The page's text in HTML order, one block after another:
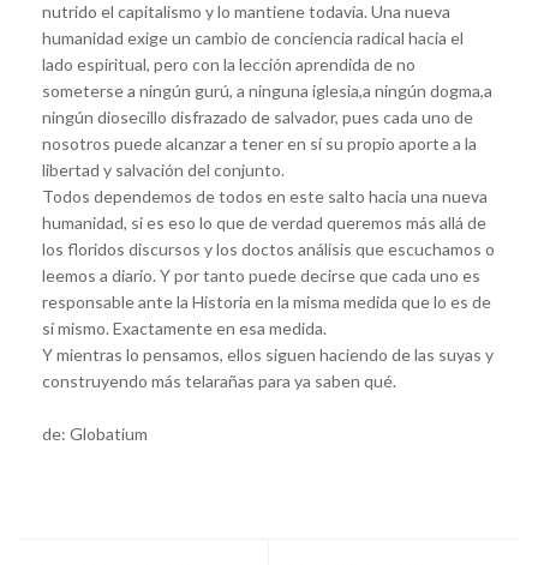
nutrido el capitalismo y lo mantiene todavía. Una nueva
humanidad exige un cambio de conciencia radical hacia el
lado espiritual, pero con la lección aprendida de no
someterse a ningún gurú, a ninguna iglesia,a ningún dogma,a
ningún diosecillo disfrazado de salvador, pues cada uno de
nosotros puede alcanzar a tener en sí su propio aporte a la
libertad y salvación del conjunto.
Todos dependemos de todos en este salto hacia una nueva
humanidad, si es eso lo que de verdad queremos más allá de
los floridos discursos y los doctos análisis que escuchamos o
leemos a diario. Y por tanto puede decirse que cada uno es
responsable ante la Historia en la misma medida que lo es de
sí mismo. Exactamente en esa medida.
Y mientras lo pensamos, ellos siguen haciendo de las suyas y
construyendo más telarañas para ya saben qué.
de: Globatium